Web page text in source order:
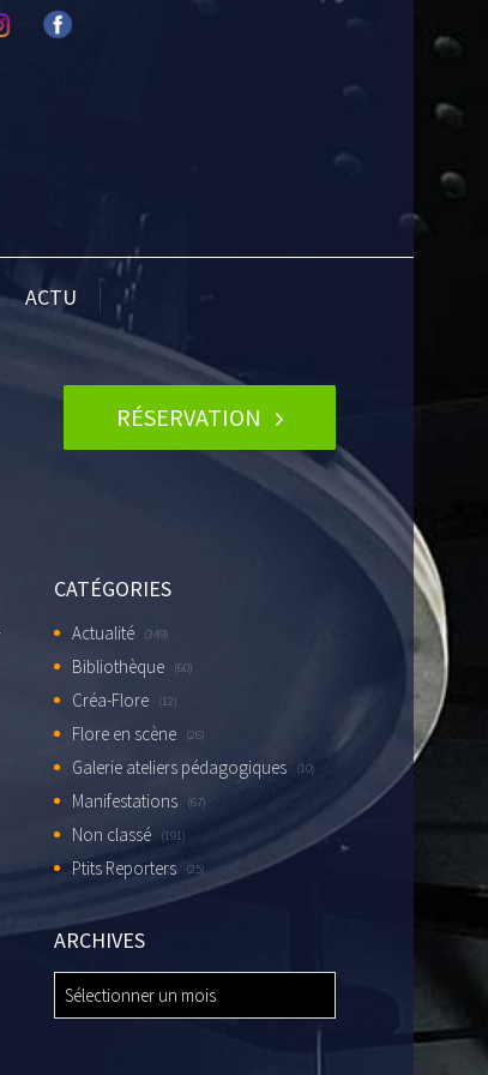
ACTU
RÉSERVATION
CATÉGORIES
Actualité (349)
Bibliothèque (60)
Créa-Flore (12)
Flore en scène (26)
Galerie ateliers pédagogiques (10)
Manifestations (67)
Non classé (191)
Ptits Reporters (25)
ARCHIVES
ARCHIVES